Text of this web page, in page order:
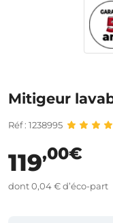
Mitigeur
Réf : 1238995
119,00€
dont 0,04 € d’éco-part